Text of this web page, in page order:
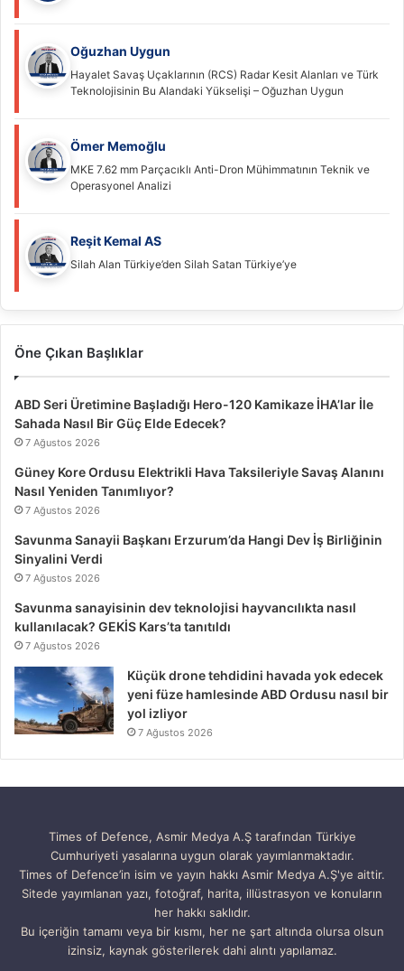
Oğuzhan Uygun
Hayalet Savaş Uçaklarının (RCS) Radar Kesit Alanları ve Türk
Teknolojisinin Bu Alandaki Yükselişi – Oğuzhan Uygun
Ömer Memoğlu
MKE 7.62 mm Parçacıklı Anti-Dron Mühimmatının Teknik ve
Operasyonel Analizi
Reşit Kemal AS
Silah Alan Türkiye’den Silah Satan Türkiye’ye
Öne Çıkan Başlıklar
ABD Seri Üretimine Başladığı Hero-120 Kamikaze İHA’lar İle
Sahada Nasıl Bir Güç Elde Edecek?
7 Ağustos 2026
Güney Kore Ordusu Elektrikli Hava Taksileriyle Savaş Alanını
Nasıl Yeniden Tanımlıyor?
7 Ağustos 2026
Savunma Sanayii Başkanı Erzurum’da Hangi Dev İş Birliğinin
Sinyalini Verdi
7 Ağustos 2026
Savunma sanayisinin dev teknolojisi hayvancılıkta nasıl
kullanılacak? GEKİS Kars’ta tanıtıldı
7 Ağustos 2026
Küçük drone tehdidini havada yok edecek
yeni füze hamlesinde ABD Ordusu nasıl bir
yol izliyor
7 Ağustos 2026
Times of Defence, Asmir Medya A.Ş tarafından Türkiye
Cumhuriyeti yasalarına uygun olarak yayımlanmaktadır.
Times of Defence’in isim ve yayın hakkı Asmir Medya A.Ş'ye aittir.
Sitede yayımlanan yazı, fotoğraf, harita, illüstrasyon ve konuların
her hakkı saklıdır.
Bu içeriğin tamamı veya bir kısmı, her ne şart altında olursa olsun
izinsiz, kaynak gösterilerek dahi alıntı yapılamaz.